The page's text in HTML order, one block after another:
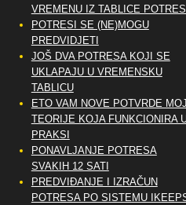
VREMENU IZ TABLICE
POTRESI SE (NE)MOGU
PREDVIDJETI
JOŠ DVA POTRESA KOJI SE
UKLAPAJU U VREMENSKU
TABLICU
ETO VAM NOVE POTVRDE
TEORIJE KOJA FUNKCIONIRA U
PRAKSI
PONAVLJANJE POTRESA
SVAKIH 12 SATI
PREDVIĐANJE I IZRAČUN
POTRESA PO SISTEMU IKEEPS